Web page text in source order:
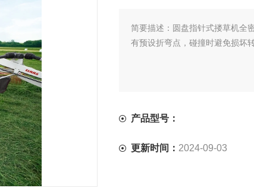
简要描述： 圆盘指针式搂草机全
有预设折弯点，碰撞时避免损坏转
产品型号：
更新时间： 2024-09-03